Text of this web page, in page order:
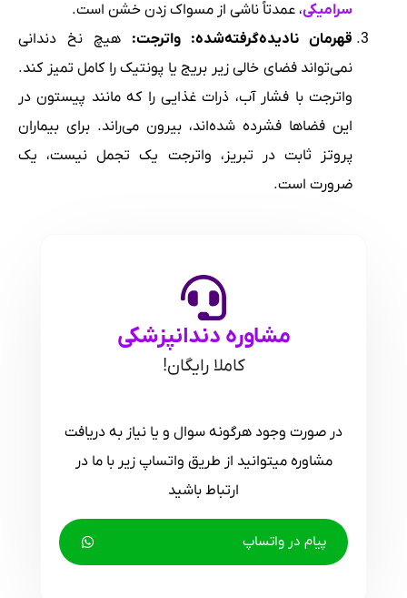
سرامیکی، عمدتاً ناشی از مسواک زدن خشن است.
قهرمان نادیده‌گرفته‌شده: واترجت: هیچ نخ دندانی
نمی‌تواند فضای خالی زیر بریج یا پونتیک را کامل تمیز کند.
واترجت با فشار آب، ذرات غذایی را که مانند پیستون در
این فضاها فشرده شده‌اند، بیرون می‌راند. برای بیماران
پروتز ثابت در تبریز، واترجت یک تجمل نیست، یک
ضرورت است.
مشاوره دندانپزشکی
کاملا رایگان!
در صورت وجود هرگونه سوال و یا نیاز به دریافت
مشاوره میتوانید از طریق واتساپ زیر با ما در
ارتباط باشید
پیام در واتساپ